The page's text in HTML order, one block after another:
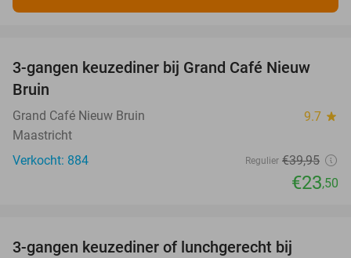
41%
3-gangen keuzediner bij Grand Café Nieuw
Bruin
Grand Café Nieuw Bruin 9.7 star
Maastricht
Verkocht: 884
Regulier €39,95
€23,50
3-gangen keuzediner of lunchgerecht bij